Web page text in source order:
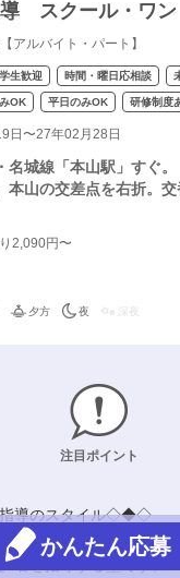
導 スクール・ワ
アルバイト・パート】
生歓迎 時間・曜日応相談
OK 平日のみOK 研修制度
日〜27年02月28日
名城線「本山駅」すぐ
本山の交差点を右折。
2,090円〜
夕方 夜 深夜
注目ポイント
導のスタイル◇◆◇
名を指導する塾です。
かんたん応募